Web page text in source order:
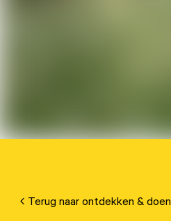
Terug naar ontdekken & doen